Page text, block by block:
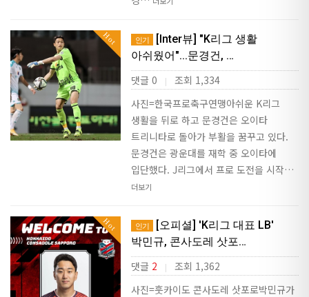
Hot 인기
[Inter뷰] "K리그 생활
아쉬웠어"...문경건, …
댓글 0 |
조회 1,334
사진=한국프로축구연맹아쉬운 K리그
생활을 뒤로 하고 문경건은 오이타
트리니타로 돌아가 부활을 꿈꾸고 있다.
문경건은 광운대를 재학 중 오이타에
입단했다. J리그에서 프로 도전을 시작…
더보기
Hot 인기
[오피셜] 'K리그 대표 LB'
박민규, 콘사도레 삿포…
댓글 2 |
조회 1,362
사진=훗카이도 콘사도레 삿포로박민규가